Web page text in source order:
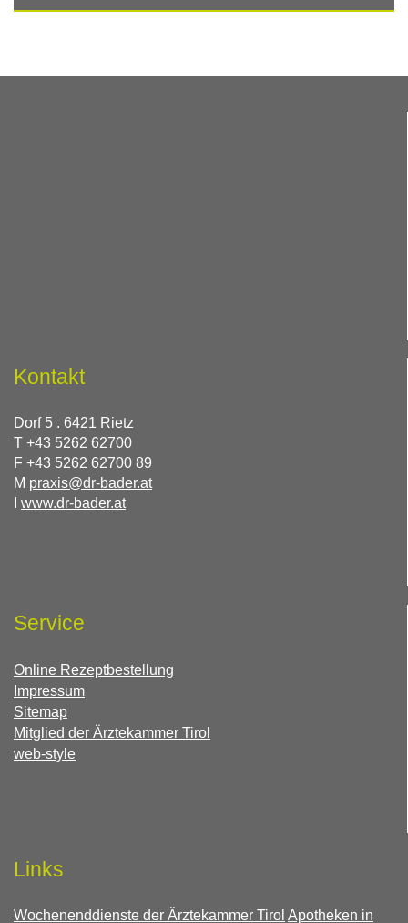
Kontakt
Dorf 5 . 6421 Rietz
T +43 5262 62700
F +43 5262 62700 89
M praxis@dr-bader.at
www.dr-bader.at
Service
Online Rezeptbestellung
Impressum
Sitemap
Mitglied der Ärztekammer Tirol
web-style
Links
Wochenenddienste der Ärztekammer Tirol Apotheken in